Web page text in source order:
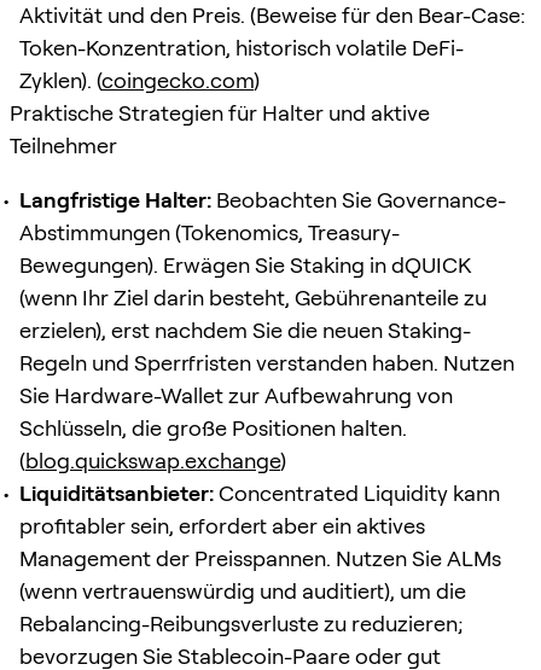
Aktivität und den Preis. (Beweise für den Bear-Case:
Token-Konzentration, historisch volatile DeFi-
Zyklen). (coingecko.com)
Praktische Strategien für Halter und aktive
Teilnehmer
Langfristige Halter: Beobachten Sie Governance-
Abstimmungen (Tokenomics, Treasury-
Bewegungen). Erwägen Sie Staking in dQUICK
(wenn Ihr Ziel darin besteht, Gebührenanteile zu
erzielen), erst nachdem Sie die neuen Staking-
Regeln und Sperrfristen verstanden haben. Nutzen
Sie Hardware-Wallet zur Aufbewahrung von
Schlüsseln, die große Positionen halten.
(blog.quickswap.exchange)
Liquiditätsanbieter:Concentrated Liquidity kann
profitabler sein, erfordert aber ein aktives
Management der Preisspannen. Nutzen Sie ALMs
(wenn vertrauenswürdig und auditiert), um die
Rebalancing-Reibungsverluste zu reduzieren;
bevorzugen Sie Stablecoin-Paare oder gut